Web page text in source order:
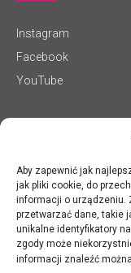
Aby zapewnić jak
jak pliki cookie, do
informacji o urządzeniu.
przetwarzać dane, takie
unikalne identyfikatory
zgody może
informacji znaleźć
Instagram
Facebook
YouTube